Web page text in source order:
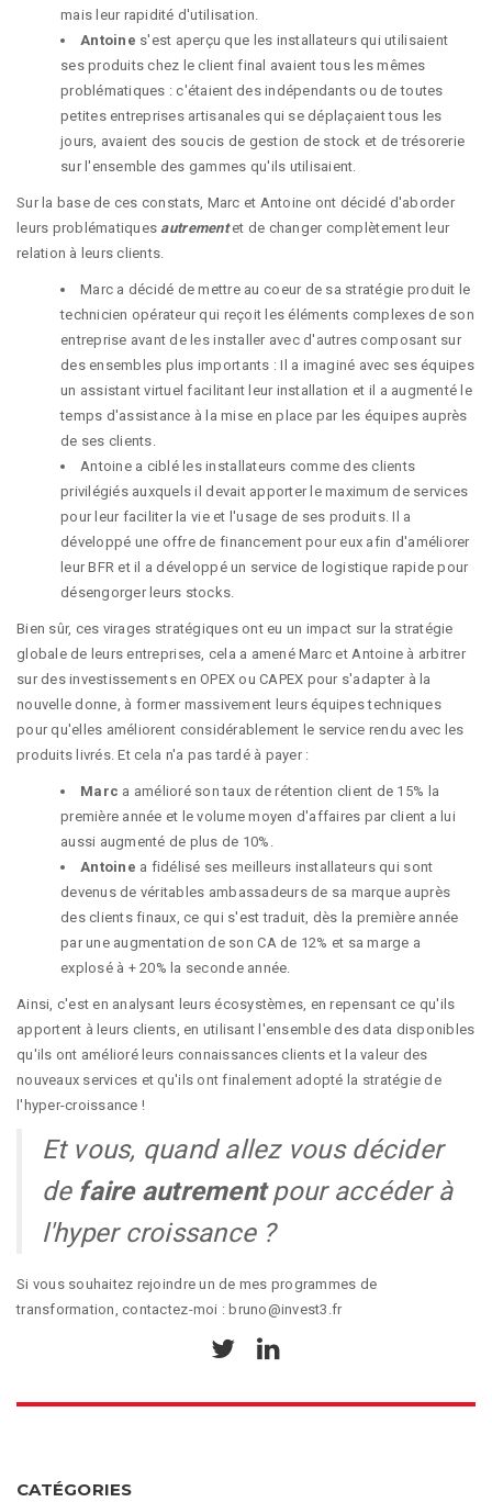
mais leur rapidité d'utilisation.
Antoine s'est aperçu que les installateurs qui utilisaient
ses produits chez le client final avaient tous les mêmes
problématiques : c'étaient des indépendants ou de toutes
petites entreprises artisanales qui se déplaçaient tous les
jours, avaient des soucis de gestion de stock et de trésorerie
sur l'ensemble des gammes qu'ils utilisaient.
Sur la base de ces constats, Marc et Antoine ont décidé d'aborder
leurs problématiques autrementet de changer complètement leur
relation à leurs clients.
Marc a décidé de mettre au coeur de sa stratégie produit le
technicien opérateur qui reçoit les éléments complexes de son
entreprise avant de les installer avec d'autres composant sur
des ensembles plus importants : Il a imaginé avec ses équipes
un assistant virtuel facilitant leur installation et il a augmenté le
temps d'assistance à la mise en place par les équipes auprès
de ses clients.
Antoine a ciblé les installateurs comme des clients
privilégiés auxquels il devait apporter le maximum de services
pour leur faciliter la vie et l'usage de ses produits. Il a
développé une offre de financement pour eux afin d'améliorer
leur BFR et il a développé un service de logistique rapide pour
désengorger leurs stocks.
Bien sûr, ces virages stratégiques ont eu un impact sur la stratégie
globale de leurs entreprises, cela a amené Marc et Antoine à arbitrer
sur des investissements en OPEX ou CAPEX pour s'adapter à la
nouvelle donne, à former massivement leurs équipes techniques
pour qu'elles améliorent considérablement le service rendu avec les
produits livrés. Et cela n'a pas tardé à payer :
Marc a amélioré son taux de rétention client de 15% la
première année et le volume moyen d'affaires par client a lui
aussi augmenté de plus de 10%.
Antoine a fidélisé ses meilleurs installateurs qui sont
devenus de véritables ambassadeurs de sa marque auprès
des clients finaux, ce qui s'est traduit, dès la première année
par une augmentation de son CA de 12% et sa marge a
explosé à + 20% la seconde année.
Ainsi, c'est en analysant leurs écosystèmes, en repensant ce qu'ils
apportent à leurs clients, en utilisant l'ensemble des data disponibles
qu'ils ont amélioré leurs connaissances clients et la valeur des
nouveaux services et qu'ils ont finalement adopté la stratégie de
l' hyper-croissance !
Et vous, quand allez vous décider
de faire autrementpour accéder à
l'hyper croissance ?
Si vous souhaitez rejoindre un de mes programmes de
transformation, contactez-moi : bruno@invest3.fr
CATÉGORIES